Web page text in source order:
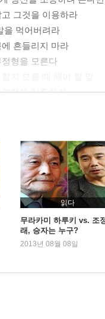
그것을 이용하라
을 먹어버려라
흔들리지 마라
형을 모른다
책에 집중하라
서 빠져나와라
야 할 말
로 바꾸는 망치, ‘하지만’
빠지지 않게 하는 ‘그리
분노를 일으킨다
할 때 해서는 안 되는 말
바꿔주는 한마디 말
방이 판단하도록 만들라
인생을 바꾼다
읽다
무라카미 하루키 vs. 조
래, 승자는 누구?
2013년 08월 08일